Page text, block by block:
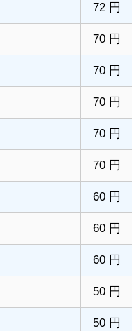
72 円
70 円
70 円
70 円
70 円
70 円
60 円
60 円
60 円
50 円
50 円